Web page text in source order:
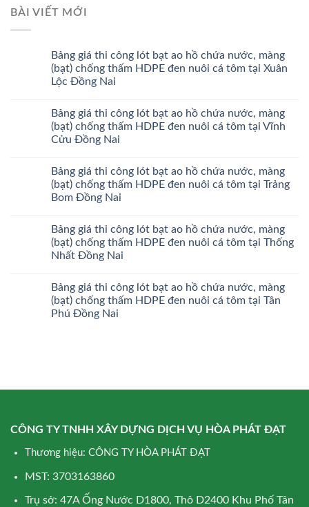
BÀI VIẾT MỚI
Bảng giá thi công lót bạt ao hồ chứa nước, màng
(bạt) chống thấm HDPE đen nuôi cá tôm tại Xuân
Lộc Đồng Nai
Bảng giá thi công lót bạt ao hồ chứa nước, màng
(bạt) chống thấm HDPE đen nuôi cá tôm tại Vĩnh
Cửu Đồng Nai
Bảng giá thi công lót bạt ao hồ chứa nước, màng
(bạt) chống thấm HDPE đen nuôi cá tôm tại Trảng
Bom Đồng Nai
Bảng giá thi công lót bạt ao hồ chứa nước, màng
(bạt) chống thấm HDPE đen nuôi cá tôm tại Thống
Nhất Đồng Nai
Bảng giá thi công lót bạt ao hồ chứa nước, màng
(bạt) chống thấm HDPE đen nuôi cá tôm tại Tân
Phú Đồng Nai
CÔNG TY TNHH XÂY DỰNG DỊCH VỤ HÒA PHÁT ĐẠT
Thương hiệu: CÔNG TY HÒA PHÁT ĐẠT
MST: 3703163860
Trụ sở: 47A Ống Nước D1800, Thô D2400 Khu Phố Tân